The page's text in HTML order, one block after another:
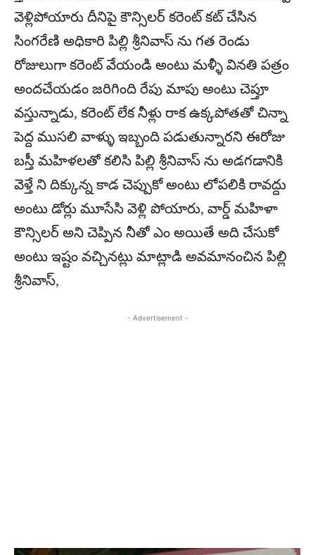
వెళ్లిపోయారు దీనిపై కౌన్సిలర్ కరెంట్ కట్ చేసిన
సింగరేణి అధికారి పిల్లి శ్రీనివాస్ ను గత రెండు
రోజులుగా కరెంట్ వేయండి అంటు మళ్ళీ వినతి పత్రం
అందచేయడం జరిగింది రేపు మాపు అంటు చెప్తూ
వస్తున్నాడు, కరెంట్ లేక నీళ్లు రాక ఉక్కపోతతో చిన్నా
పెద్ద ముసలి వాళ్ళు ఇబ్బంది పడుతున్నారని ఈరోజు
బస్తీ మహిళలతో కలిసి పిల్లి శ్రీనివాస్ ను అడగడానికి
వెళ్తే ని దిక్కున్న కాడ చెప్పుకో అంటు లోపలికి రావద్దు
అంటు డోర్లు మూసేసి వెళ్లి పోయారు, వార్డ్ మహిళా
కౌన్సిలర్ అని చెప్పిన నీతో ఎం అయితే అది చేసుకో
అంటు ఇష్టం వచ్చినట్లు మాట్లాడి అవమానంచిన పిల్లి
శ్రీనివాస్,
- Advertisement -